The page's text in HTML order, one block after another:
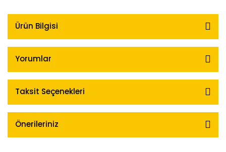
Ürün Bilgisi
Yorumlar
Taksit Seçenekleri
Önerileriniz